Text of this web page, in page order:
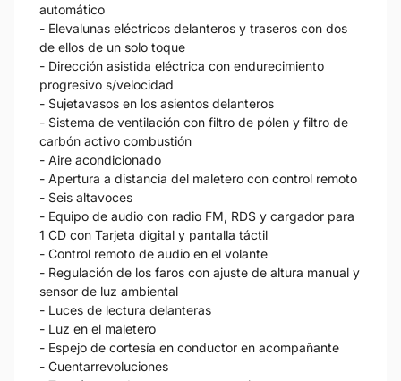
automático
- Elevalunas eléctricos delanteros y traseros con dos
de ellos de un solo toque
- Dirección asistida eléctrica con endurecimiento
progresivo s/velocidad
- Sujetavasos en los asientos delanteros
- Sistema de ventilación con filtro de pólen y filtro de
carbón activo combustión
- Aire acondicionado
- Apertura a distancia del maletero con control remoto
- Seis altavoces
- Equipo de audio con radio FM, RDS y cargador para
1 CD con Tarjeta digital y pantalla táctil
- Control remoto de audio en el volante
- Regulación de los faros con ajuste de altura manual y
sensor de luz ambiental
- Luces de lectura delanteras
- Luz en el maletero
- Espejo de cortesía en conductor en acompañante
- Cuentarrevoluciones